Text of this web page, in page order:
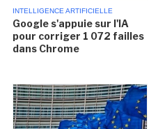
INTELLIGENCE ARTIFICIELLE
Google s'appuie sur l'IA
pour corriger 1 072 failles
dans Chrome